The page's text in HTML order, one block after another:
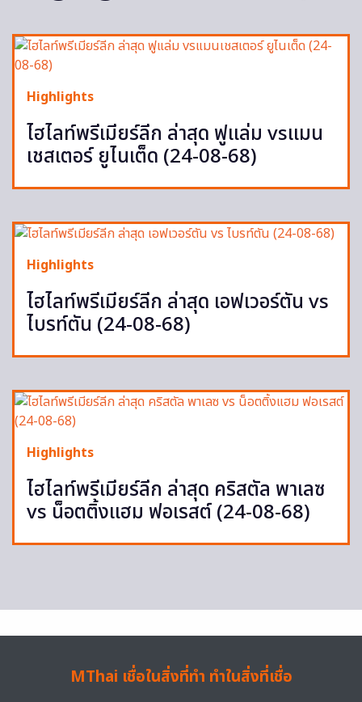
Highlights
ไฮไลท์พรีเมียร์ลีก ล่าสุด ฟูแล่ม vsแมน
เชสเตอร์ ยูไนเต็ด (24-08-68)
Highlights
ไฮไลท์พรีเมียร์ลีก ล่าสุด เอฟเวอร์ตัน vs
ไบรท์ตัน (24-08-68)
Highlights
ไฮไลท์พรีเมียร์ลีก ล่าสุด คริสตัล พาเลซ
vs น็อตติ้งแฮม ฟอเรสต์ (24-08-68)
MThai เชื่อในสิ่งที่ทำ ทำในสิ่งที่เชื่อ